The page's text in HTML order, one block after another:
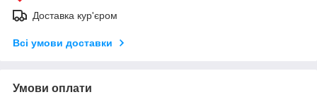
Доставка кур'єром
Всі умови доставки
Умови оплати